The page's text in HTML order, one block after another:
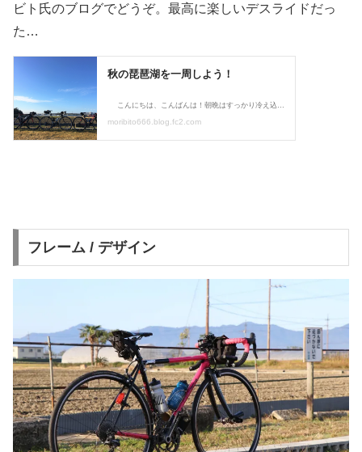
ビト氏のブログでどうぞ。最高に楽しいデスライドだっ
た…
フレーム / デザイン